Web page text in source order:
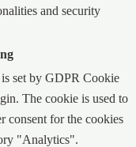
and security
set by GDPR Cookie
The cookie is used to
consent for the cookies
"Analytics".